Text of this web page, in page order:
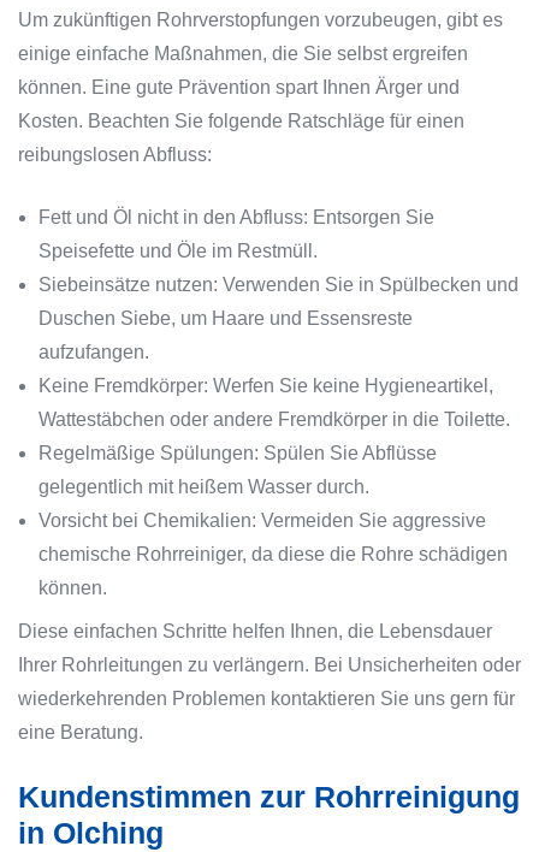
Um zukünftigen Rohrverstopfungen vorzubeugen, gibt es
einige einfache Maßnahmen, die Sie selbst ergreifen
können. Eine gute Prävention spart Ihnen Ärger und
Kosten. Beachten Sie folgende Ratschläge für einen
reibungslosen Abfluss:
Fett und Öl nicht in den Abfluss: Entsorgen Sie
Speisefette und Öle im Restmüll.
Siebeinsätze nutzen: Verwenden Sie in Spülbecken und
Duschen Siebe, um Haare und Essensreste
aufzufangen.
Keine Fremdkörper: Werfen Sie keine Hygieneartikel,
Wattestäbchen oder andere Fremdkörper in die Toilette.
Regelmäßige Spülungen: Spülen Sie Abflüsse
gelegentlich mit heißem Wasser durch.
Vorsicht bei Chemikalien: Vermeiden Sie aggressive
chemische Rohrreiniger, da diese die Rohre schädigen
können.
Diese einfachen Schritte helfen Ihnen, die Lebensdauer
Ihrer Rohrleitungen zu verlängern. Bei Unsicherheiten oder
wiederkehrenden Problemen kontaktieren Sie uns gern für
eine Beratung.
Kundenstimmen zur Rohrreinigung
in Olching